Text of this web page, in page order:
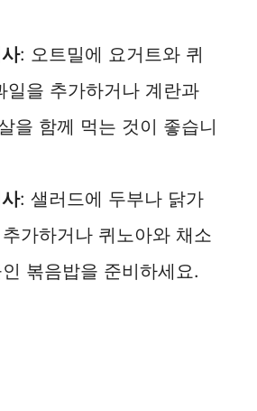
: 오트밀에 요거트와 퀴
일을 추가하거나 계란과
을 함께 먹는 것이 좋습니
: 샐러드에 두부나 닭가
가하거나 퀴노아와 채소
볶음밥을 준비하세요.